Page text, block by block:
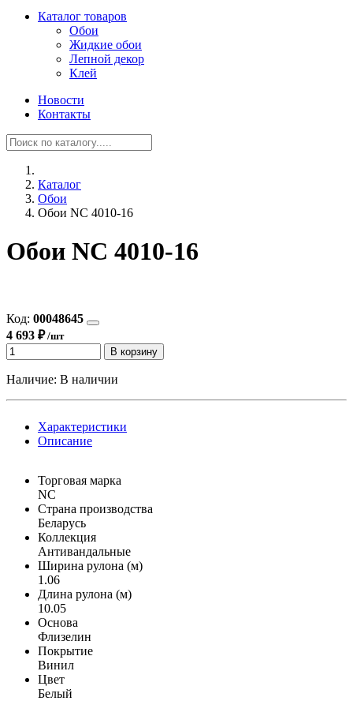
Каталог товаров
Обои
Жидкие обои
Лепной декор
Клей
Новости
Контакты
Каталог
Обои
Обои NC 4010-16
Обои NC 4010-16
Код: 00048645
4 693 ₽/шт
В корзину
Наличие: В наличии
Характеристики
Описание
Торговая марка
NC
Страна производства
Беларусь
Коллекция
Антивандальные
Ширина рулона (м)
1.06
Длина рулона (м)
10.05
Основа
Флизелин
Покрытие
Винил
Цвет
Белый